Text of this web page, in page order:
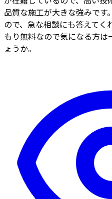
品質な施工が大きな強みです
ので、急な相談にも答えてく
もり無料なので気になる方
ょうか。